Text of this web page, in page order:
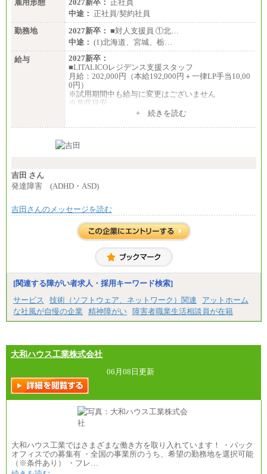
雇用形態
2027新卒： 正社員
中途： 正社員/契約社員
勤務地
2027新卒： ■対人支援員 ①北…
中途： (1)北海道、宮城、栃…
給与
2027新卒：
■LITALICOレジデンス支援スタッフ
月給：202,000円（本給192,000円＋一律LP手当10,00
0円）
※試用期間中も給与に変更はございません
※月収目安
夜勤回数により変動
条件あり）
■その他職種共通
月給：25万3,400円～
※20時間を超過した場合は別途支給
中途：
(1)(2)月給：25万3400円～28万5900円
※20時間を超過した場合は別途支給
※試用期間中も給与に変更はございません
+ 続きを読む
吉田 さん
発達障害 (ADHD・ASD)
吉田さんのメッセージを読む
[関連する障がい者求人・採用キーワード検索]
サービス
技術（ソフトウェア、ネットワーク）関連
アットホーム
な社風が自慢の企業
精神障がい 障害者職業生活相談員が在籍
大和ハウス工業株式会社
06月08日更新
大和ハウス工業ではさまざまな働き方を取り入れています！ ・バック
オフィスでの募集有 ・全国の事業所のうち、希望の勤務地を選択可能
（※条件あり） ・フレ…